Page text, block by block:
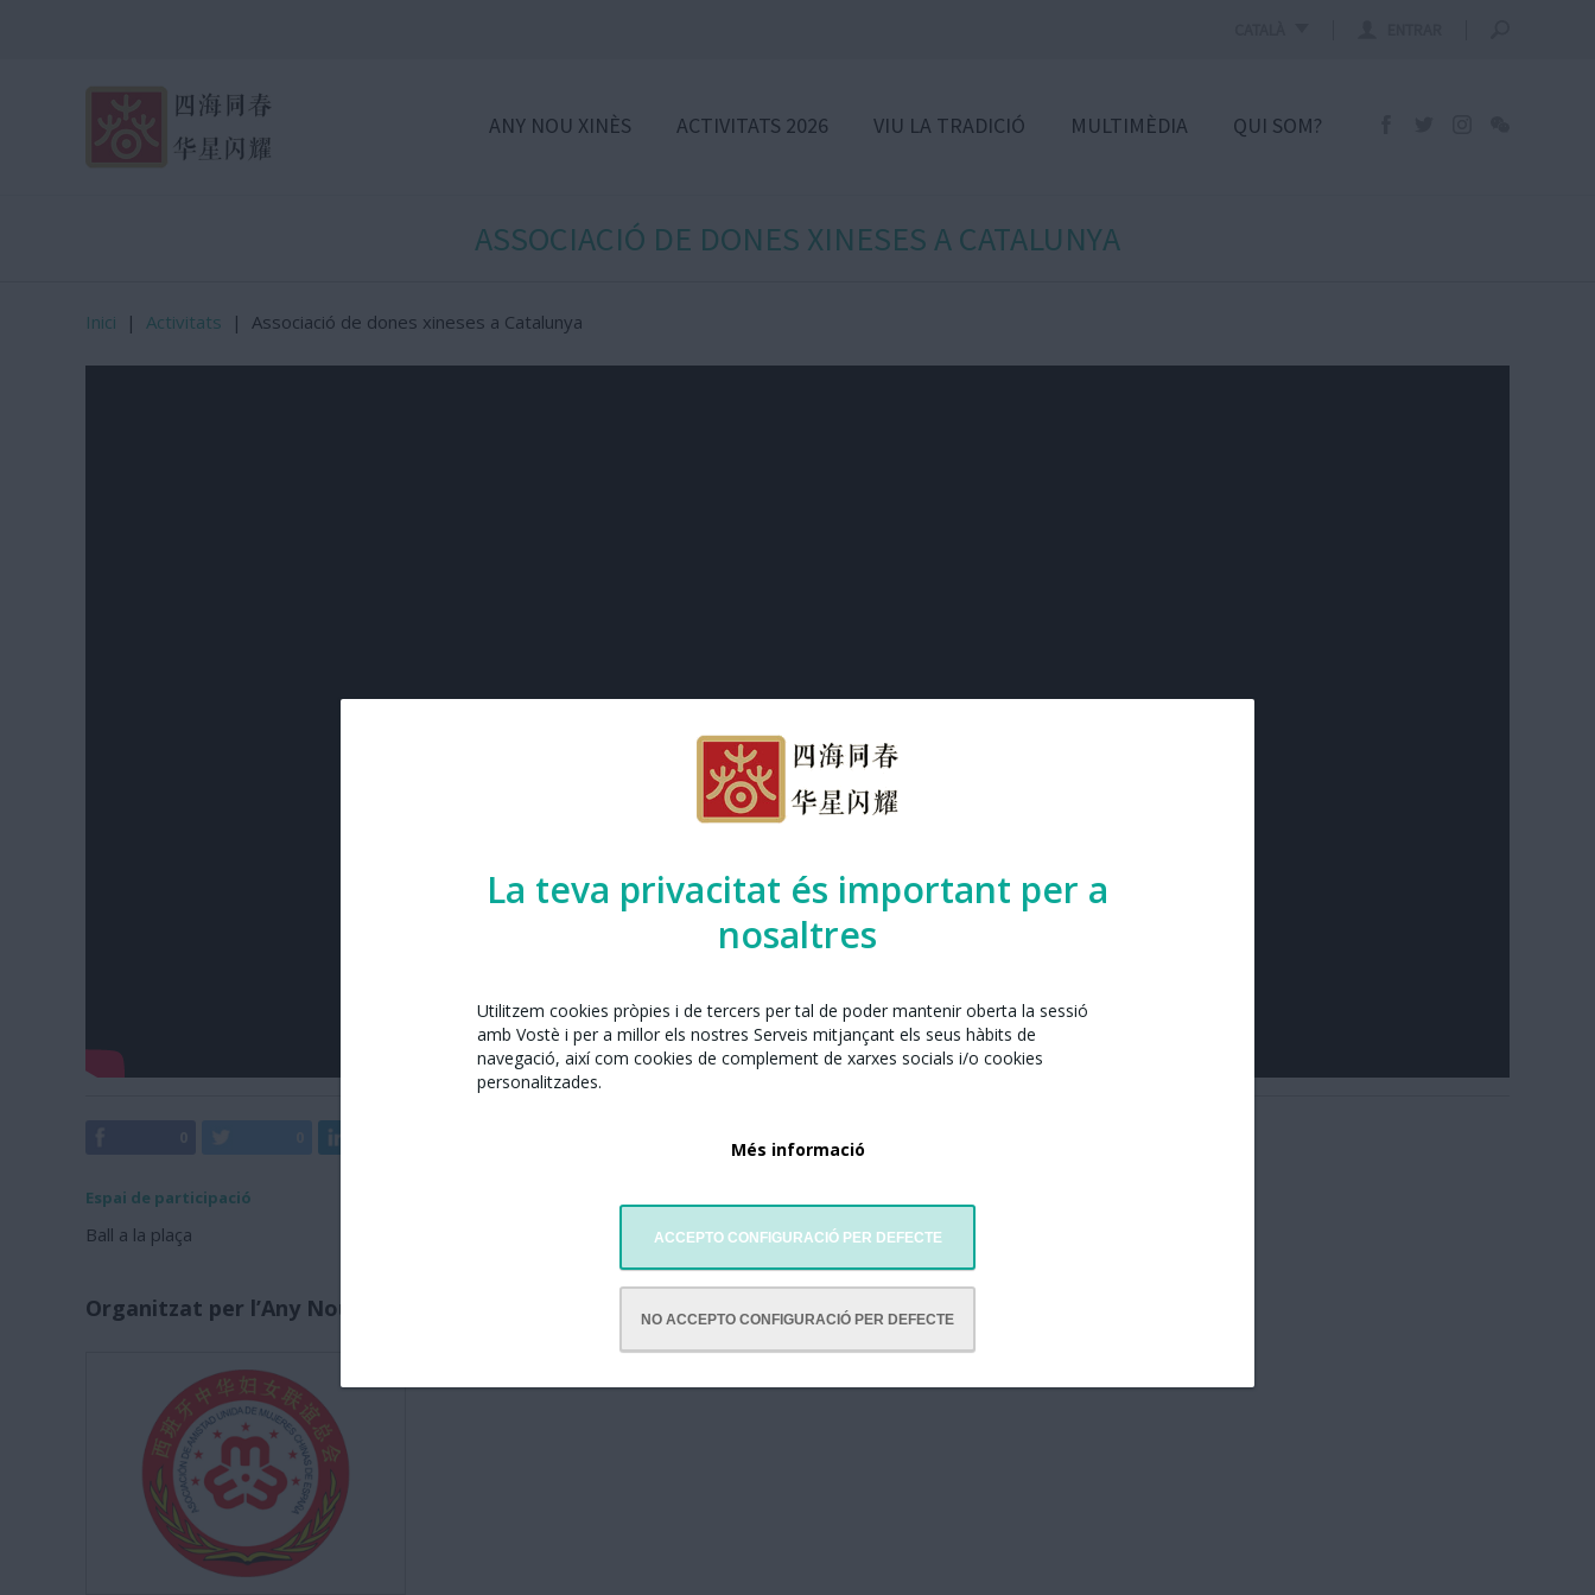
La teva privacitat és important per a
nosaltres
Utilitzem cookies pròpies i de tercers per tal de poder mantenir oberta la sessió
amb Vostè i per a millor els nostres Serveis mitjançant els seus hàbits de
navegació, així com cookies de complement de xarxes socials i/o cookies
personalitzades.
Més informació
ACCEPTO CONFIGURACIÓ PER DEFECTE
NO ACCEPTO CONFIGURACIÓ PER DEFECTE
ANY NOU XINÈS ACTIVITATS 2026 VIU LA TRADICIÓ MULTIMÈDIA QUI SOM?
ASSOCIACIÓ DE DONES XINESES A CATALUNYA
Inici | Activitats | Associació de dones xineses a Catalunya
Espai de participació
Ball a la plaça
Organitzat per l’Any Nou Xinès amb Barcelona juntament amb: